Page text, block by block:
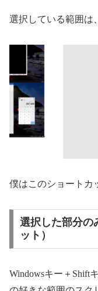
選択している範囲は
僕はこのショートカ
選択した部分の
ット）
Windowsキー＋Shift